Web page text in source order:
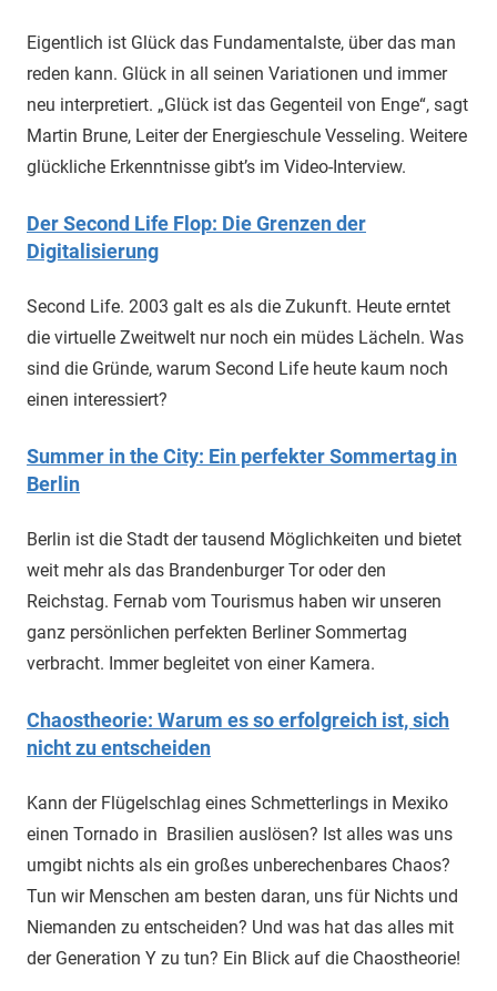
Eigentlich ist Glück das Fundamentalste, über das man
reden kann. Glück in all seinen Variationen und immer
neu interpretiert. „Glück ist das Gegenteil von Enge“, sagt
Martin Brune, Leiter der Energieschule Vesseling. Weitere
glückliche Erkenntnisse gibt’s im Video-Interview.
Der Second Life Flop: Die Grenzen der
Digitalisierung
Second Life. 2003 galt es als die Zukunft. Heute erntet
die virtuelle Zweitwelt nur noch ein müdes Lächeln. Was
sind die Gründe, warum Second Life heute kaum noch
einen interessiert?
Summer in the City: Ein perfekter Sommertag in
Berlin
Berlin ist die Stadt der tausend Möglichkeiten und bietet
weit mehr als das Brandenburger Tor oder den
Reichstag. Fernab vom Tourismus haben wir unseren
ganz persönlichen perfekten Berliner Sommertag
verbracht. Immer begleitet von einer Kamera.
Chaostheorie: Warum es so erfolgreich ist, sich
nicht zu entscheiden
Kann der Flügelschlag eines Schmetterlings in Mexiko
einen Tornado in Brasilien auslösen? Ist alles was uns
umgibt nichts als ein großes unberechenbares Chaos?
Tun wir Menschen am besten daran, uns für Nichts und
Niemanden zu entscheiden? Und was hat das alles mit
der Generation Y zu tun? Ein Blick auf die Chaostheorie!